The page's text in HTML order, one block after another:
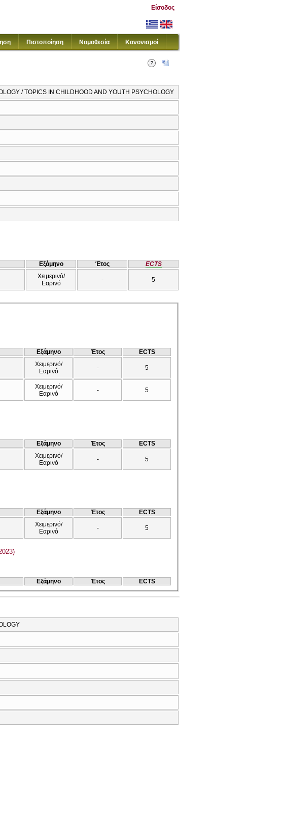
Είσοδος
Πιστοποίηση Νομοθεσία Κανονισμοί
/ TOPICS IN CHILDHOOD AND YOUTH PSYCHOLOGY
Εξάμηνο Έτος ECTS
Χειμερινό/
Εαρινό
- 5
Εξάμηνο Έτος ECTS
Χειμερινό/
Εαρινό
- 5
Χειμερινό/
Εαρινό
- 5
Εξάμηνο Έτος ECTS
Χειμερινό/
Εαρινό
- 5
Εξάμηνο Έτος ECTS
Χειμερινό/
Εαρινό
- 5
Εξάμηνο Έτος ECTS